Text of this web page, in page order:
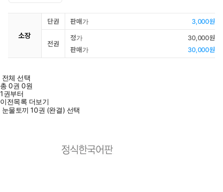
소장
단권 판매가 3,000원
전권
정가
30,000원
판매가
30,000원
전체 선택
총0권 0원
1권부터
이전목록 더보기
눈물토끼 10권 (완결) 선택